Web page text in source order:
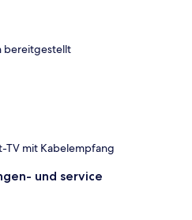
bereitgestellt
TV mit Kabelempfang
und service